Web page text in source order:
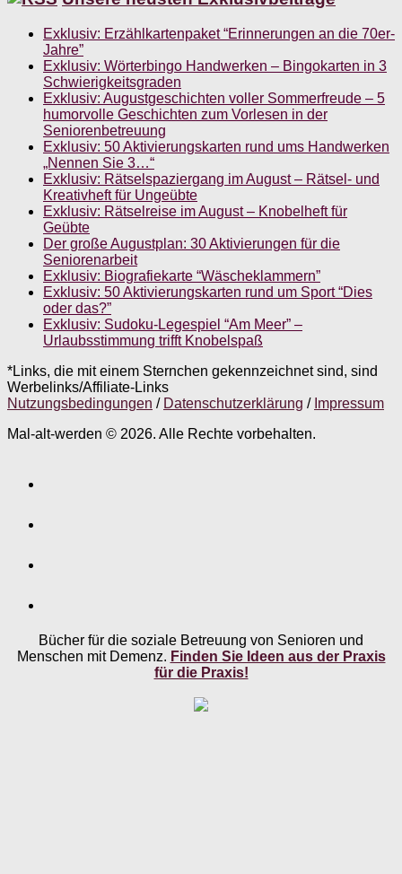
Exklusiv: Erzählkartenpaket “Erinnerungen an die 70er-
Jahre”
Exklusiv: Wörterbingo Handwerken – Bingokarten in 3
Schwierigkeitsgraden
Exklusiv: Augustgeschichten voller Sommerfreude – 5
humorvolle Geschichten zum Vorlesen in der
Seniorenbetreuung
Exklusiv: 50 Aktivierungskarten rund ums Handwerken
„Nennen Sie 3…“
Exklusiv: Rätselspaziergang im August – Rätsel- und
Kreativheft für Ungeübte
Exklusiv: Rätselreise im August – Knobelheft für
Geübte
Der große Augustplan: 30 Aktivierungen für die
Seniorenarbeit
Exklusiv: Biografiekarte “Wäscheklammern”
Exklusiv: 50 Aktivierungskarten rund um Sport “Dies
oder das?”
Exklusiv: Sudoku-Legespiel “Am Meer” –
Urlaubsstimmung trifft Knobelspaß
*Links, die mit einem Sternchen gekennzeichnet sind, sind
Werbelinks/Affiliate-Links
Nutzungsbedingungen / Datenschutzerklärung / Impressum
Mal-alt-werden © 2026. Alle Rechte vorbehalten.
Bücher für die soziale Betreuung von Senioren und
Menschen mit Demenz. Finden Sie Ideen aus der Praxis
für die Praxis!